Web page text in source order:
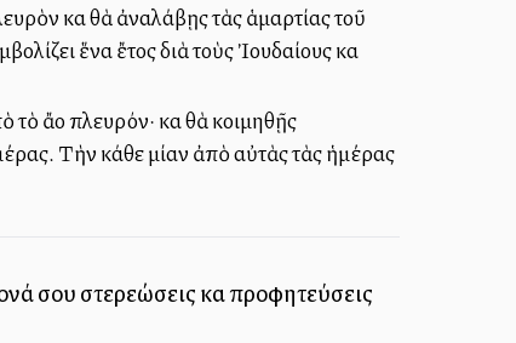
καὶ θὰ ἀναλάβῃς τὰς ἁμαρτίας τοῦ
ἕνα ἔτος διὰ τοὺς Ἰουδαίους καὶ
ἄλλο πλευρόν· καὶ θὰ κοιμηθῇς
Τὴν κάθε μίαν ἀπὸ αὐτὰς τὰς ἡμέρας
σου στερεώσεις καὶ προφητεύσεις